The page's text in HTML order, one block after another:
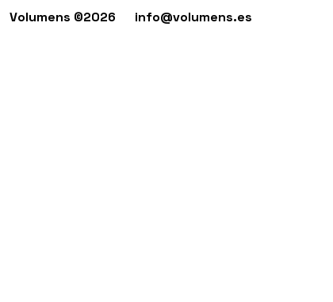
Volumens ©2026 info@volumens.es